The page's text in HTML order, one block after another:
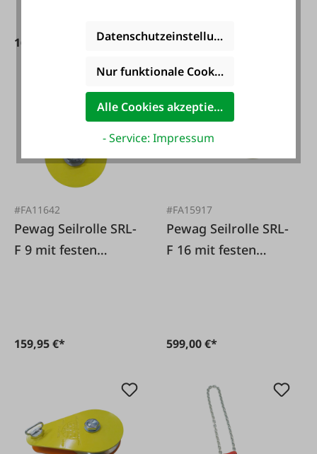
169,95 €* 579,00 €*
#FA11642
Pewag Seilrolle SRL-
F 9 mit festen
159,95 €*
#FA15917
Pewag Seilrolle SRL-
F 16 mit festen
599,00 €*
Datenschutzeinstellungen
Nur funktionale Cookies akzeptieren
Alle Cookies akzeptieren
- Service: Impressum